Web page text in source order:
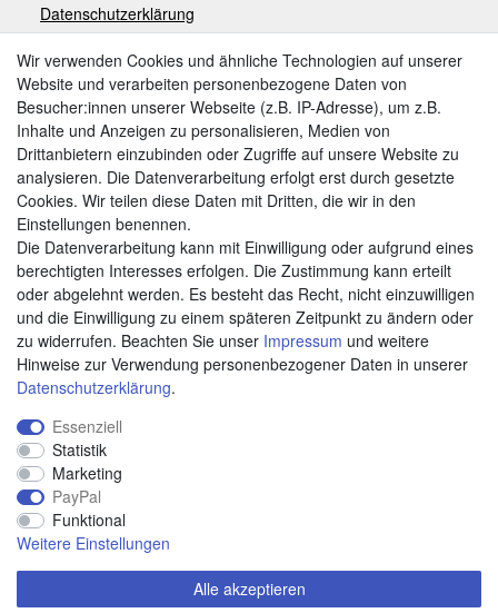
Datenschutzerklärung
Impressum
Zahlungsarten
Weitere Zahlungsarten:
Kauf auf Rechnung
Vorkasse
Hier sind wir
Wir verwenden Cookies und ähnliche Technologien auf unserer
Website und verarbeiten personenbezogene Daten von
Besucher:innen unserer Webseite (z.B. IP-Adresse), um z.B.
Inhalte und Anzeigen zu personalisieren, Medien von
Drittanbietern einzubinden oder Zugriffe auf unsere Website zu
analysieren. Die Datenverarbeitung erfolgt erst durch gesetzte
Cookies. Wir teilen diese Daten mit Dritten, die wir in den
Einstellungen benennen.
Die Datenverarbeitung kann mit Einwilligung oder aufgrund eines
berechtigten Interesses erfolgen. Die Zustimmung kann erteilt
oder abgelehnt werden. Es besteht das Recht, nicht einzuwilligen
und die Einwilligung zu einem späteren Zeitpunkt zu ändern oder
zu widerrufen. Beachten Sie unser Impressum und weitere
Hinweise zur Verwendung personenbezogener Daten in unserer
Daten­schutz­erklärung.
Essenziell
Statistik
Marketing
PayPal
Funktional
Weitere Einstellungen
Alle akzeptieren